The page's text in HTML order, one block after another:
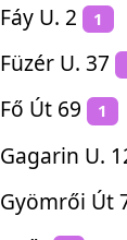
Fáy U. 2 1
Füzér U. 37
Fő Út 69 1
Gagarin U.
Gyömrői Út